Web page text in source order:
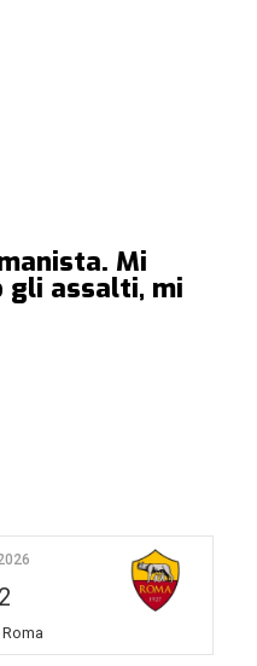
Mi
gli assalti, mi
2